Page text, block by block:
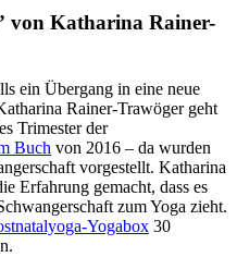
von Katharina Rainer-
ein Übergang in eine neue
Rainer-Trawöger geht
Trimester der
Buch von 2016 – da wurden
vorgestellt. Katharina
Erfahrung gemacht, dass es
zum Yoga zieht.
Yogabox 30